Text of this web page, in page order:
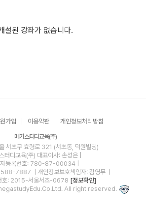
설된 강좌가 없습니다.
가입 이용약관 개인정보처리방침
메가스터디교육(주)
서초구 효령로 321 (서초동, 덕원빌딩)
터디교육(주) 대표이사: 손성은 |
자등록번호: 780-87-00034
1588-7887
| 개인정보보호책임자: 김영무
호: 2015-서울서초-0678 [정보확인]
All right reserved.